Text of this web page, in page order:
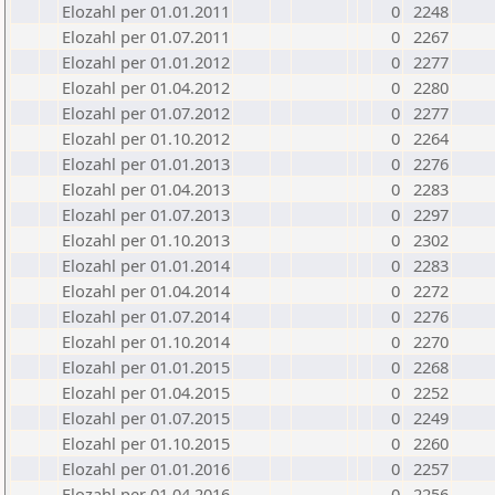
Elozahl per 01.01.2011 0 2248
Elozahl per 01.07.2011
0 2267
Elozahl per 01.01.2012
0 2277
Elozahl per 01.04.2012
0 2280
Elozahl per 01.07.2012
0 2277
Elozahl per 01.10.2012
0 2264
Elozahl per 01.01.2013
0 2276
Elozahl per 01.04.2013
0 2283
Elozahl per 01.07.2013
0 2297
Elozahl per 01.10.2013
0 2302
Elozahl per 01.01.2014
0 2283
Elozahl per 01.04.2014
0 2272
Elozahl per 01.07.2014
0 2276
Elozahl per 01.10.2014
0 2270
Elozahl per 01.01.2015
0 2268
Elozahl per 01.04.2015
0 2252
Elozahl per 01.07.2015
0 2249
Elozahl per 01.10.2015
0 2260
Elozahl per 01.01.2016
0 2257